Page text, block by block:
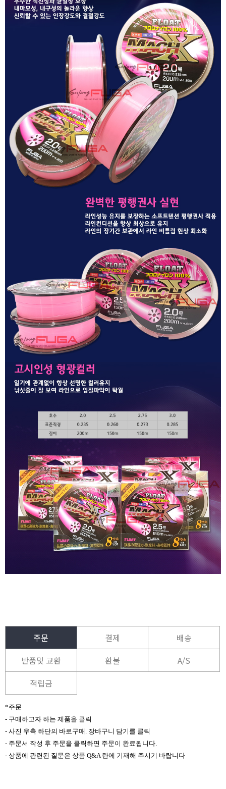
주문 결제
배송
반품및 교환
환불
A/S
적립금
*주문
- 구매하고자 하는 제품을 클릭
- 사진 우측 하단의 바로구매. 장바구니 담기를 클릭
- 주문서 작성 후 주문을 클릭하면 주문이 완료됩니다.
- 상품에 관련된 질문은 상품 Q&A 란에 기재해 주시기 바랍니다